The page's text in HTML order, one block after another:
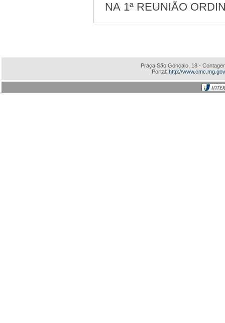
NA 1ª REUNIÃO
Praça São Gonçalo, 18 -
Portal: http://